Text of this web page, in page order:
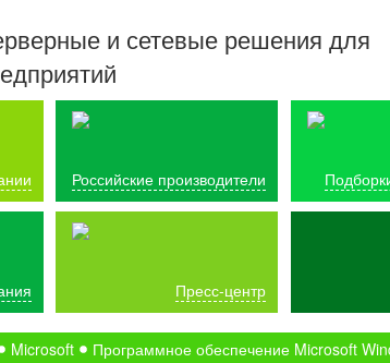
и сетевые решения для
Российские производители
Пресс-центр
Microsoft Программное обеспечение Microsoft